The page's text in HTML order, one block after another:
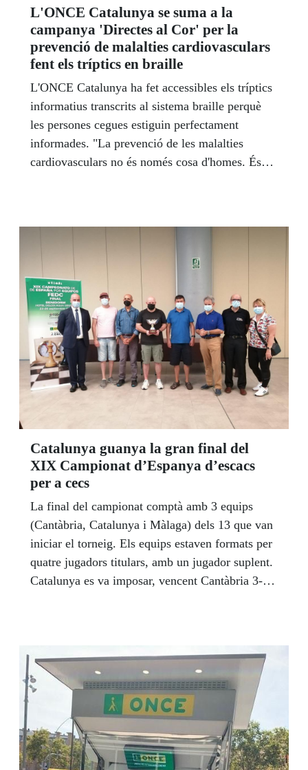
L'ONCE Catalunya se suma a la
campanya 'Directes al Cor' per la
prevenció de malalties cardiovasculars
fent els tríptics en braille
L'ONCE Catalunya ha fet accessibles els tríptics
informatius transcrits al sistema braille perquè
les persones cegues estiguin perfectament
informades. "La prevenció de les malalties
cardiovasculars no és només cosa d'homes. És
apunta Maria de la Sierra López, vicepresidenta
del Consell Territorial d'ONCE Catalunya.
Catalunya guanya la gran final del
XIX Campionat d’Espanya d’escacs
per a cecs
La final del campionat comptà amb 3 equips
(Cantàbria, Catalunya i Màlaga) dels 13 que van
iniciar el torneig. Els equips estaven formats per
quatre jugadors titulars, amb un jugador suplent.
Catalunya es va imposar, vencent Cantàbria 3-1